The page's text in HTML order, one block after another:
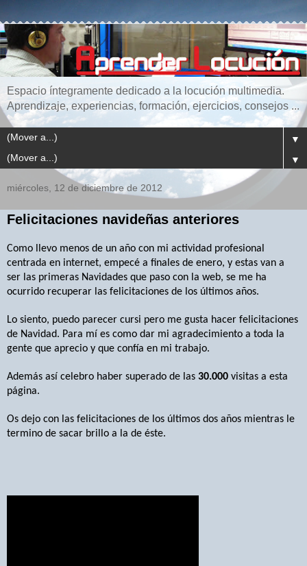
Espacio íntegramente dedicado a la locución multimedia.
Aprendizaje, experiencias, formación, ejercicios, consejos ...
▼
▼
miércoles, 12 de diciembre de 2012
Felicitaciones navideñas anteriores
Como llevo menos de un año con mi actividad profesional
centrada en internet, empecé a finales de enero, y estas van a
ser las primeras Navidades que paso con la web, se me ha
ocurrido recuperar las felicitaciones de los últimos años.
Lo siento, puedo parecer cursi pero me gusta hacer felicitaciones
de Navidad. Para mí es como dar mi agradecimiento a toda la
gente que aprecio y que confía en mi trabajo.
Además así celebro haber superado de las 30.000 visitas a esta
página.
Os dejo con las felicitaciones de los últimos dos años mientras le
termino de sacar brillo a la de éste.